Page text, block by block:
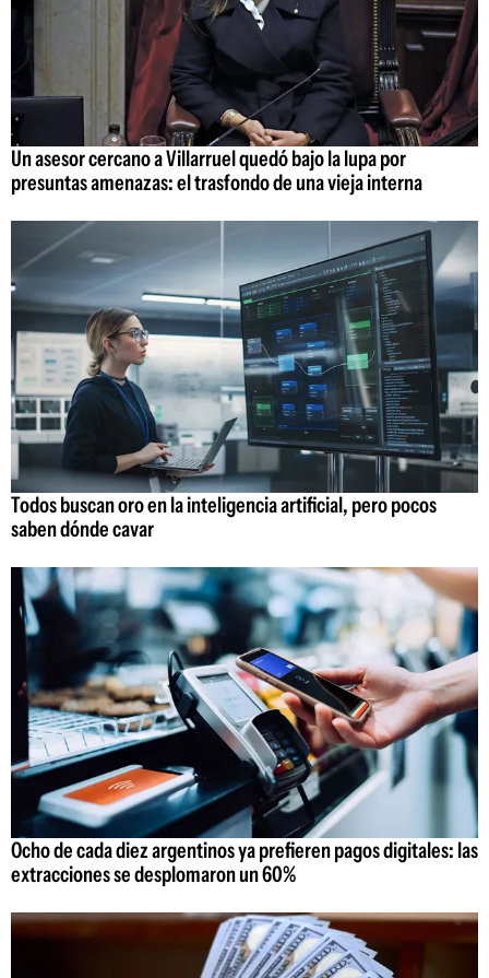
Un asesor cercano a Villarruel quedó bajo la lupa por
presuntas amenazas: el trasfondo de una vieja interna
Todos buscan oro en la inteligencia artificial, pero pocos
saben dónde cavar
Ocho de cada diez argentinos ya prefieren pagos digitales: las
extracciones se desplomaron un 60%